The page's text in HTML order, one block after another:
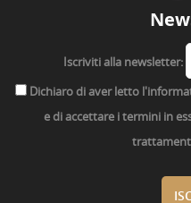
Iscriviti alla newsletter:
Dichiaro di aver letto
e di accettare i termini in